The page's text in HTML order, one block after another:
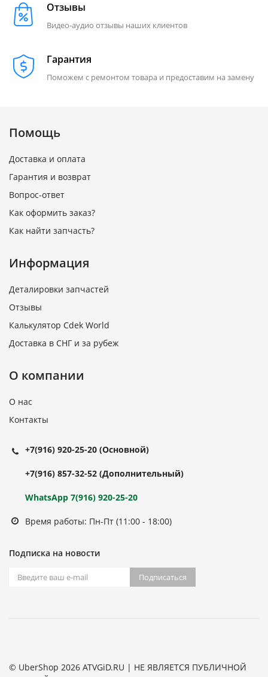
Отзывы
Видео-аудио отзывы наших клиентов
Гарантия
Поможем с ремонтом товара и предоставим на замену
Помощь
Доставка и оплата
Гарантия и возврат
Вопрос-ответ
Как оформить заказ?
Как найти запчасть?
Информация
Деталировки запчастей
Отзывы
Калькулятор Cdek World
Доставка в СНГ и за рубеж
О компании
О нас
Контакты
+7(916) 920-25-20 (Основной)
+7(916) 857-32-52 (Дополнительный)
WhatsApp 7(916) 920-25-20
Время работы: Пн-Пт (11:00 - 18:00)
Подписка на новости
Подписаться
© UberShop 2026 ATVGiD.RU | НЕ ЯВЛЯЕТСЯ ПУБЛИЧНОЙ